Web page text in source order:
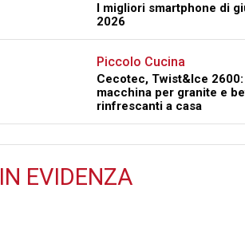
I migliori smartphone di
2026
Piccolo Cucina
Cecotec, Twist&Ice 2600:
macchina per granite e
rinfrescanti a casa
IN EVIDENZA